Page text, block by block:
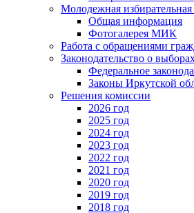
Молодежная
Общая информация
Фотогалерея МИК
Работа с обращениями
Законодательство о
Федеральное
Законы Иркутской
Решения комиссии
2026 год
2025 год
2024 год
2023 год
2022 год
2021 год
2020 год
2019 год
2018 год